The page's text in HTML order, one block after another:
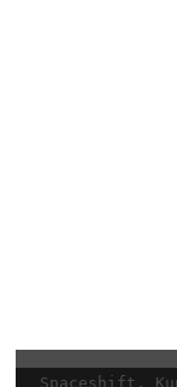
Spaceshift,